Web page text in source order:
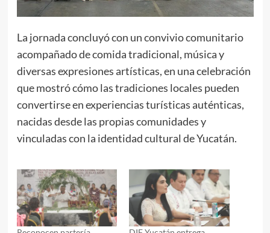
La jornada concluyó con un convivio comunitario
acompañado de comida tradicional, música y
diversas expresiones artísticas, en una celebración
que mostró cómo las tradiciones locales pueden
convertirse en experiencias turísticas auténticas,
nacidas desde las propias comunidades y
vinculadas con la identidad cultural de Yucatán.